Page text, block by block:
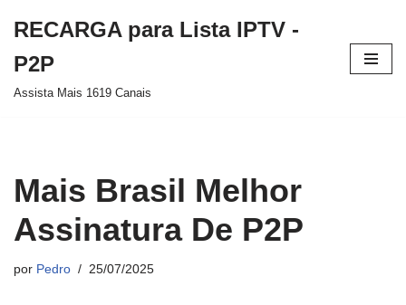
para
o
RECARGA para Lista IPTV -
P2P
Assista Mais 1619 Canais
Mais Brasil Melhor
Assinatura De P2P
por Pedro 25/07/2025